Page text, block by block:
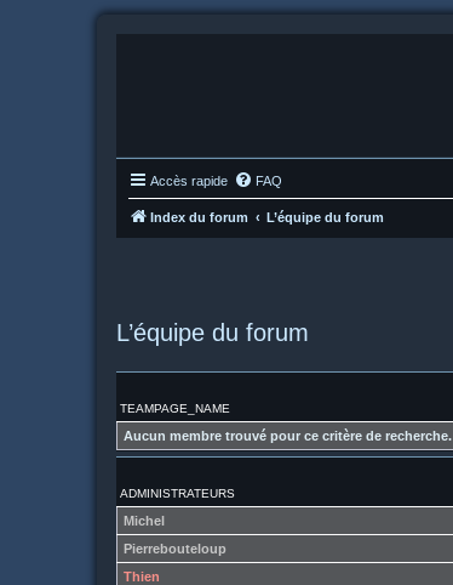
Accès rapide FAQ
Index du forum L’équipe du forum
L’équipe du forum
TEAMPAGE_NAME
Aucun membre trouvé pour ce critère de recherche.
ADMINISTRATEURS
Michel
Pierrebouteloup
Thien